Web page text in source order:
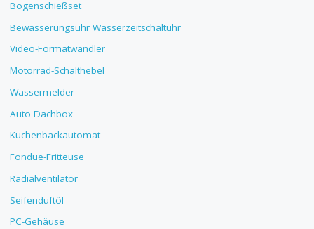
Bogenschießset
Bewässerungsuhr Wasserzeitschaltuhr
Video-Formatwandler
Motorrad-Schalthebel
Wassermelder
Auto Dachbox
Kuchenbackautomat
Fondue-Fritteuse
Radialventilator
Seifenduftöl
PC-Gehäuse